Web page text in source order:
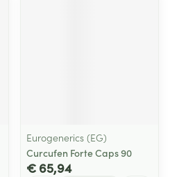
Eurogenerics (EG)
Curcufen Forte Caps 90
€ 65,94